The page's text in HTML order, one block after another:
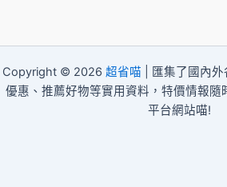
Copyright © 2026 超省喵 | 匯集了國內
優惠、推薦好物等實用資料，特價情報隨
平台網站喵!